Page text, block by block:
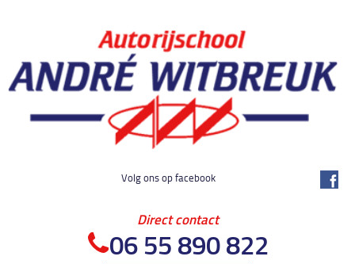
Volg ons op facebook
Direct contact
06 55 890 822